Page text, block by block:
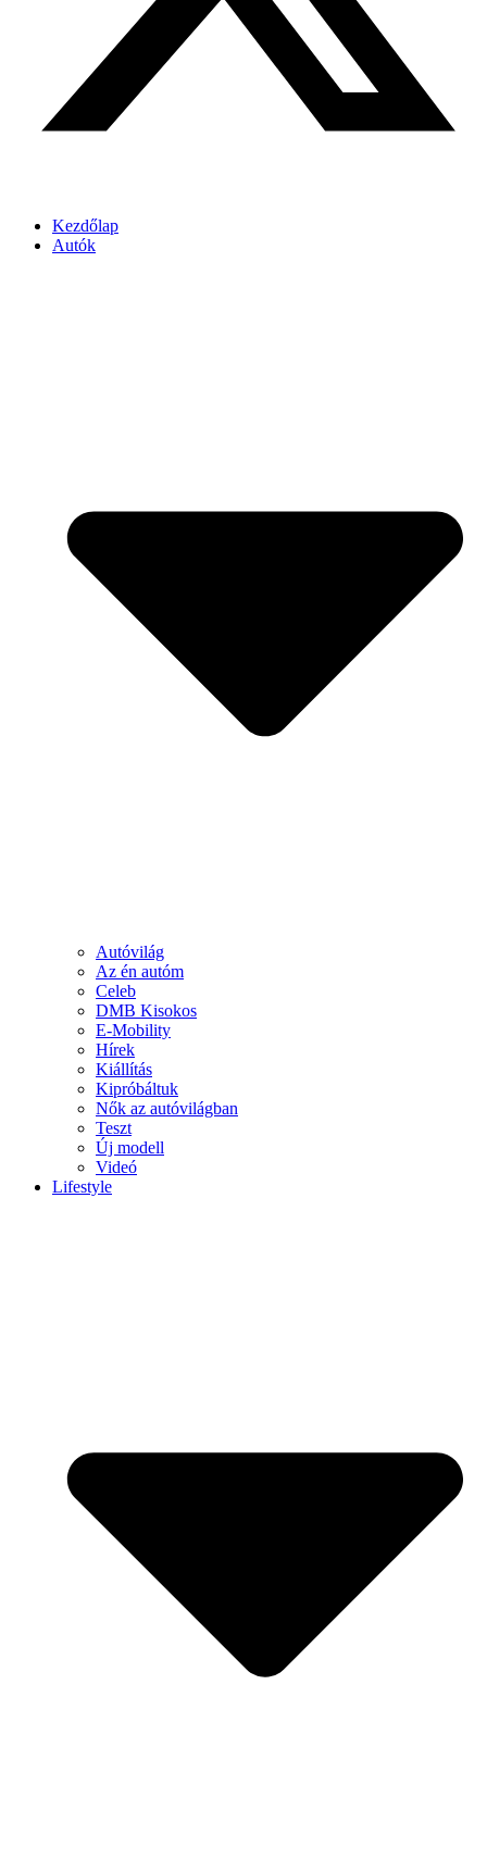
Kezdőlap
Autók
Autóvilág
Az én autóm
Celeb
DMB Kisokos
E-Mobility
Hírek
Kiállítás
Kipróbáltuk
Nők az autóvilágban
Teszt
Új modell
Videó
Lifestyle